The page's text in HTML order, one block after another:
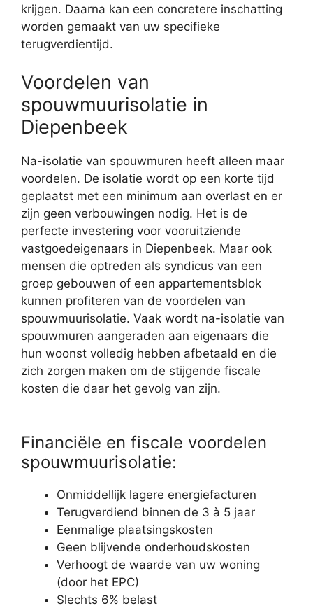
krijgen. Daarna kan een concretere inschatting
worden gemaakt van uw specifieke
terugverdientijd.
Voordelen van
spouwmuurisolatie in
Diepenbeek
Na-isolatie van spouwmuren heeft alleen maar
voordelen. De isolatie wordt op een korte tijd
geplaatst met een minimum aan overlast en er
zijn geen verbouwingen nodig. Het is de
perfecte investering voor vooruitziende
vastgoedeigenaars in Diepenbeek. Maar ook
mensen die optreden als syndicus van een
groep gebouwen of een appartementsblok
kunnen profiteren van de voordelen van
spouwmuurisolatie. Vaak wordt na-isolatie van
spouwmuren aangeraden aan eigenaars die
hun woonst volledig hebben afbetaald en die
zich zorgen maken om de stijgende fiscale
kosten die daar het gevolg van zijn.
Financiële en fiscale voordelen
spouwmuurisolatie:
Onmiddellijk lagere energiefacturen
Terugverdiend binnen de 3 à 5 jaar
Eenmalige plaatsingskosten
Geen blijvende onderhoudskosten
Verhoogt de waarde van uw woning
(door het EPC)
Slechts 6% belast